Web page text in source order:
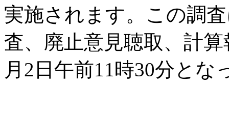
実施されます。この調
査、廃止意見聴取、計
月2日午前11時30分とな